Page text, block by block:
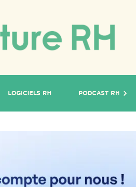
LOGICIELS RH PODCAST RH